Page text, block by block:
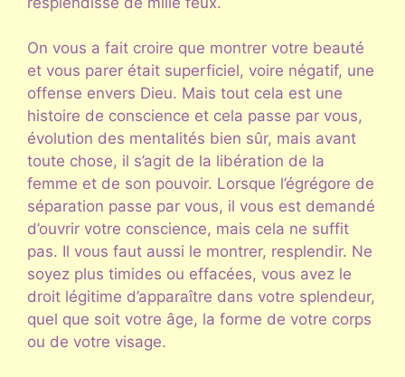
On vous a fait croire que montrer votre beauté
et vous parer était superficiel, voire négatif, une
offense envers Dieu. Mais tout cela est une
histoire de conscience et cela passe par vous,
évolution des mentalités bien sûr, mais avant
toute chose, il s’agit de la libération de la
femme et de son pouvoir. Lorsque l’égrégore de
séparation passe par vous, il vous est demandé
d’ouvrir votre conscience, mais cela ne suffit
pas. Il vous faut aussi le montrer, resplendir. Ne
soyez plus timides ou effacées, vous avez le
droit légitime d’apparaître dans votre splendeur,
quel que soit votre âge, la forme de votre corps
ou de votre visage.